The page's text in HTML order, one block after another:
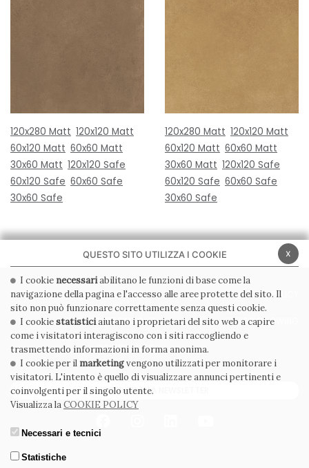
120x280 Matt 120x120 Matt
60x120 Matt 60x60 Matt
30x60 Matt 120x120 Safe
60x120 Safe 60x60 Safe
30x60 Safe
120x280 Matt 120x120 Matt
60x120 Matt 60x60 Matt
30x60 Matt 120x120 Safe
60x120 Safe 60x60 Safe
30x60 Safe
PRIVACY POLICY COOKIE POLICY
CONDIZIONI GENERALI WHISTLEBLOWING
CODICE ETICO
ISCRIVITI ALLA NEWSLETTER
x
QUESTO SITO UTILIZZA I COOKIE
I cookie necessariabilitano le funzioni di base come la
navigazione della pagina e l'accesso alle aree protette del sito. Il
sito non può funzionare correttamente senza questi cookie.
I cookiestatisticiaiutano i proprietari del sito web a capire
come i visitatori interagiscono con i siti raccogliendo e
trasmettendo informazioni in forma anonima.
I cookie per il marketingvengono utilizzati per monitorare i
visitatori. L'intento è quello di visualizzare annunci pertinenti e
coinvolgenti per il singolo utente.
Visualizza laCOOKIE POLICY
Necessari e tecnici
Statistiche